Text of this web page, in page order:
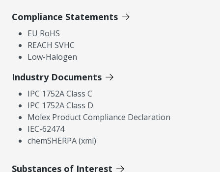
Compliance Statements
EU RoHS
REACH SVHC
Low-Halogen
Industry Documents
IPC 1752A Class C
IPC 1752A Class D
Molex Product Compliance Declaration
IEC-62474
chemSHERPA (xml)
Substances of Interest